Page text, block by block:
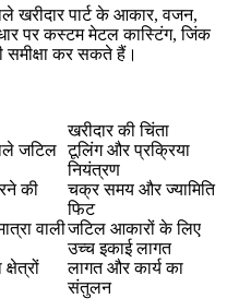
खरीदार पार्ट के आकार, वजन,
परकस्टम मेटल कास्टिंग,जिंक
समीक्षा कर सकते हैं।
खरीदार की चिंता
जटिल टूलिंग और प्रक्रिया
नियंत्रण
की
चक्र समय और ज्यामिति
फिट
वालीजटिल आकारों के लिए
उच्च इकाई लागत
क्षेत्रों
लागत और कार्य का
संतुलन